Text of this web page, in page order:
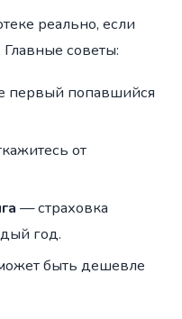
реально, если
советы:
первый попавшийся
от
— страховка
год.
быть дешевле